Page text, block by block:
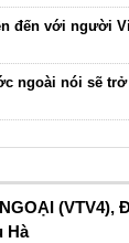
đến với người
ngoài nói sẽ
(VTV4),
Hà